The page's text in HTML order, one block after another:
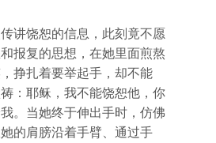
讲饶恕的信息，此刻竟不愿
报复的思想，在她里面煎熬
挣扎着要举起手，却不能
：耶稣，我不能饶恕他，你
。当她终于伸出手时，仿佛
的肩膀沿着手臂、通过手